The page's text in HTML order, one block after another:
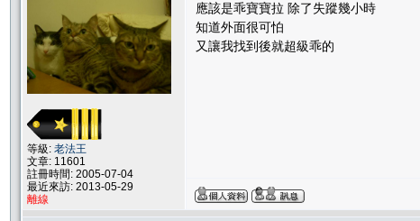
等級: 老法王
文章: 11601
註冊時間: 2005-07-04
最近來訪: 2013-05-29
離線
應該是乖寶寶拉 除了失蹤幾小時
知道外面很可怕
又讓我找到後就超級乖的